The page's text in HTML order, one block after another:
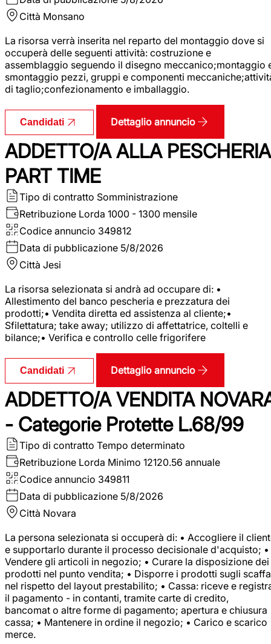
Città Monsano
La risorsa verrà inserita nel reparto del montaggio dove si
occuperà delle seguenti attività: costruzione e
assemblaggio seguendo il disegno meccanico;montaggio
smontaggio pezzi, gruppi e componenti
di taglio;confezionamento e imballaggio.
Candidati Dettaglio annuncio
ADDETTO/A ALLA PESCHERIA
PART TIME
Tipo di contratto Somministrazione
Retribuzione Lorda 1000 - 1300 mensile
Codice annuncio 349812
Data di pubblicazione 5/8/2026
Città Jesi
La risorsa selezionata si andrà ad occupare di: •
Allestimento del banco pescheria e prezzatura dei
prodotti;• Vendita diretta ed assistenza al cliente;•
Sfilettatura; take away; utilizzo di affettatrice, coltelli e
bilance;• Verifica e controllo celle frigorifere
Candidati Dettaglio annuncio
ADDETTO/A VENDITA
- Categorie Protette L.68/99
Tipo di contratto Tempo determinato
Retribuzione Lorda Minimo 12120.56 annuale
Codice annuncio 349811
Data di pubblicazione 5/8/2026
Città Novara
La persona selezionata si occuperà di: • Accogliere il
e supportarlo durante il processo decisionale d'acquisto; •
Vendere gli articoli in negozio; • Curare la disposizione dei
prodotti nel punto vendita; • Disporre i prodotti sugli
nel rispetto del layout prestabilito; • Cassa: riceve e
il pagamento - in contanti, tramite carte di credito,
bancomat o altre forme di pagamento; apertura e chiusura
cassa; • Mantenere in ordine il negozio; • Carico e scarico
merce.